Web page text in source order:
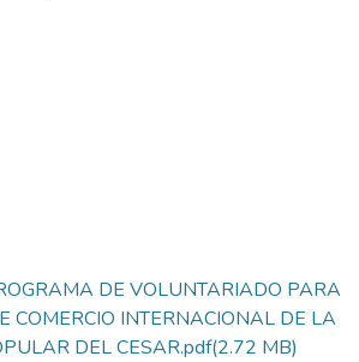
DE VOLUNTARIADO PARA
COMERCIO INTERNACIONAL DE LA
DEL CESAR.pdf(2.72 MB)